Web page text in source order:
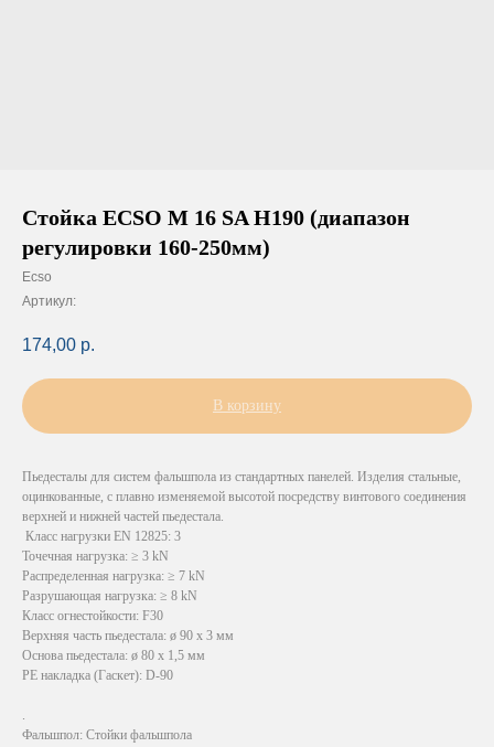
Стойка ECSO M 16 SA H190 (диапазон
регулировки 160-250мм)
Ecso
Артикул:
174,00 р.
В корзину
Пьедесталы для систем фальшпола из стандартных панелей. Изделия стальные,
оцинкованные, с плавно изменяемой высотой посредству винтового соединения
верхней и нижней частей пьедестала.
Класс нагрузки EN 12825: 3
Точечная нагрузка: ≥ 3 kN
Распределенная нагрузка: ≥ 7 kN
Разрушающая нагрузка: ≥ 8 kN
Класс огнестойкости: F30
Верхняя часть пьедестала: ø 90 х 3 мм
Основа пьедестала: ø 80 х 1,5 мм
PE накладка (Гаскет): D-90
Фальшпол: Стойки фальшпола